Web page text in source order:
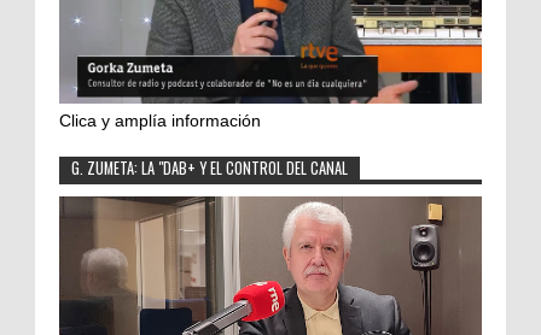
Clica y amplía información
G. ZUMETA: LA "DAB+ Y EL CONTROL DEL CANAL